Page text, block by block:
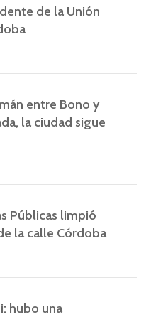
de la Unión
entre Bono y
la ciudad sigue
Públicas limpió
la calle Córdoba
hubo una